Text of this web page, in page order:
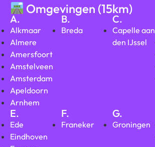
Omgevingen (15km)
A.
Alkmaar
Almere
Amersfoort
Amstelveen
Amsterdam
Apeldoorn
Arnhem
B.
Breda
C.
Capelle aan
den IJssel
E.
Ede
Eindhoven
F.
Franeker
G.
Groningen